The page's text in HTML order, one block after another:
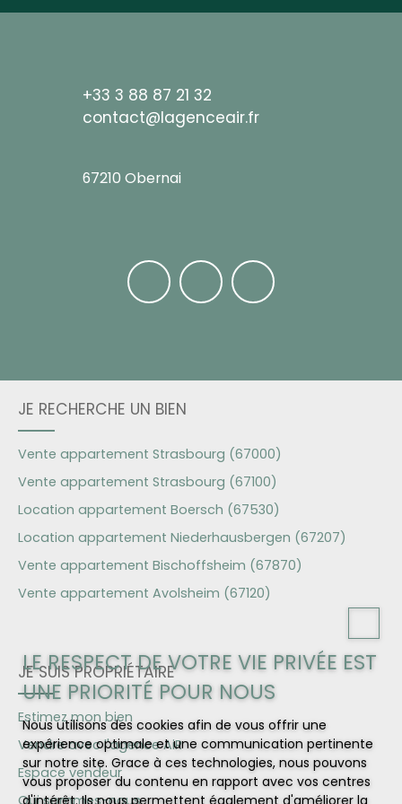
+33 3 88 87 21 32
contact@lagenceair.fr
67210 Obernai
JE RECHERCHE UN BIEN
Vente appartement Strasbourg (67000)
Vente appartement Strasbourg (67100)
Location appartement Boersch (67530)
Location appartement Niederhausbergen (67207)
Vente appartement Bischoffsheim (67870)
Vente appartement Avolsheim (67120)
JE SUIS PROPRIÉTAIRE
Estimez mon bien
Vendre avec l'agence AiR
Espace vendeur
Qui sommes-nous
LE RESPECT DE VOTRE VIE PRIVÉE EST
UNE PRIORITÉ POUR NOUS
Nous utilisons des cookies afin de vous offrir une
expérience optimale et une communication pertinente
sur notre site. Grace à ces technologies, nous pouvons
vous proposer du contenu en rapport avec vos centres
d'intérêt. Ils nous permettent également d'améliorer la